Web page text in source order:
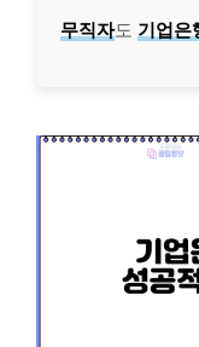
무직자도 기업은